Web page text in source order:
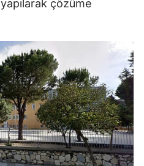
yapılarak çözüme